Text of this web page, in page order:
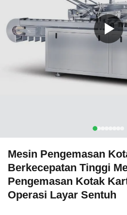
Mesin Pengemasan
Berkecepatan Tinggi
Pengemasan Kotak
Operasi Layar Sentuh